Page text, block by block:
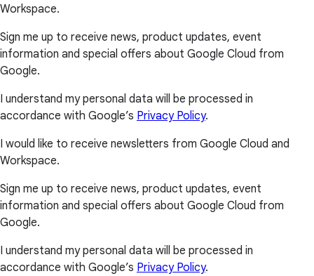
Workspace.
Sign me up to receive news, product updates, event
information and special offers about Google Cloud from
Google.
I understand my personal data will be processed in
accordance with Google’s Privacy Policy.
I would like to receive newsletters from Google Cloud and
Workspace.
Sign me up to receive news, product updates, event
information and special offers about Google Cloud from
Google.
I understand my personal data will be processed in
accordance with Google’s Privacy Policy.